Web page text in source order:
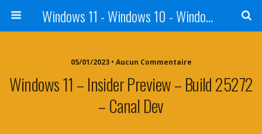
Windows 11 - Windows 10 - Windows 8 - Windows 7 - VISTA
05/01/2023 • Aucun Commentaire
Windows 11 – Insider Preview – Build 25272
– Canal Dev